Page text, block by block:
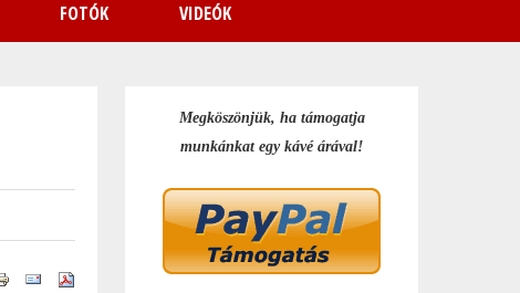
FOTÓK VIDEÓK
Megköszönjük, ha támogatja
munkánkat egy kávé árával!